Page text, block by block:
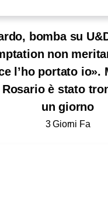
bomba su
non
l’ho portato io».
Rosario è stato
un giorno
3 Giorni Fa